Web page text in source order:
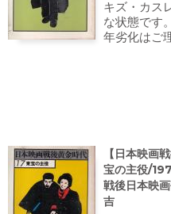
キズ・カス
な状態です
年劣化はご
【日本映画
宝の主役/
戦後日本映
吉